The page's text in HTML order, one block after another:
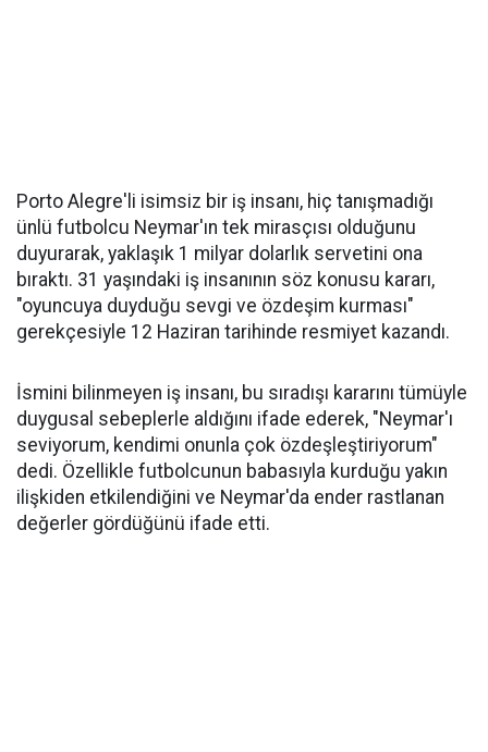
Porto Alegre'li isimsiz bir iş insanı, hiç tanışmadığı
ünlü futbolcu Neymar'ın tek mirasçısı olduğunu
duyurarak, yaklaşık 1 milyar dolarlık servetini ona
bıraktı. 31 yaşındaki iş insanının söz konusu kararı,
"oyuncuya duyduğu sevgi ve özdeşim kurması"
gerekçesiyle 12 Haziran tarihinde resmiyet kazandı.
İsmini bilinmeyen iş insanı, bu sıradışı kararını tümüyle
duygusal sebeplerle aldığını ifade ederek, "Neymar'ı
seviyorum, kendimi onunla çok özdeşleştiriyorum"
dedi. Özellikle futbolcunun babasıyla kurduğu yakın
ilişkiden etkilendiğini ve Neymar'da ender rastlanan
değerler gördüğünü ifade etti.